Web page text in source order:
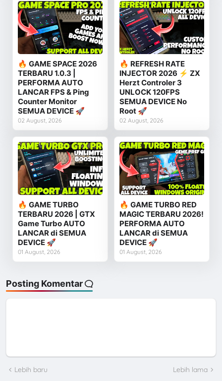
🔥 GAME SPACE 2026
TERBARU 1.0.3 |
PERFORMA AUTO
LANCAR FPS & Ping
Counter Monitor
SEMUA DEVICE 🚀
02 August, 2026
🔥 REFRESH RATE
INJECTOR 2026 ⚡ ZX
Herzt Controler 3
UNLOCK 120FPS
SEMUA DEVICE No
Root 🚀
02 August, 2026
🔥 GAME TURBO
TERBARU 2026 | GTX
Game Turbo AUTO
LANCAR di SEMUA
DEVICE 🚀
01 August, 2026
🔥 GAME TURBO RED
MAGIC TERBARU 2026!
PERFORMA AUTO
LANCAR di SEMUA
DEVICE 🚀
01 August, 2026
Posting Komentar
Lebih baru Lebih lama